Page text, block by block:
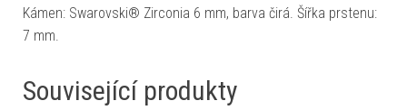
Kámen: Swarovski® Zirconia 6 mm, barva čirá. Šířka prstenu:
7 mm.
Související produkty